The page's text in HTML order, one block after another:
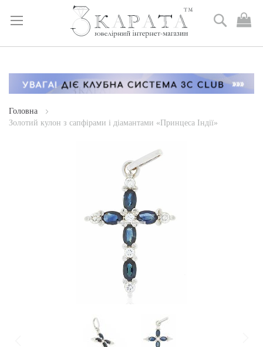
Skip
Content
Пошук
Головна
Золотий кулон з сапфірами і діамантами «Принцеса Індії»